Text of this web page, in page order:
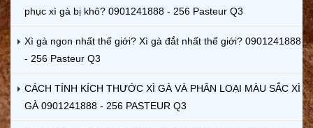
phục xì gà bị khô? 0901241888 - 256 Pasteur Q3
Xì gà ngon nhất thế giới? Xì gà đắt nhất thế giới? 0901241888
- 256 Pasteur Q3
CÁCH TÍNH KÍCH THƯỚC XÌ GÀ VÀ PHÂN LOẠI MÀU SẮC XÌ
GÀ 0901241888 - 256 PASTEUR Q3